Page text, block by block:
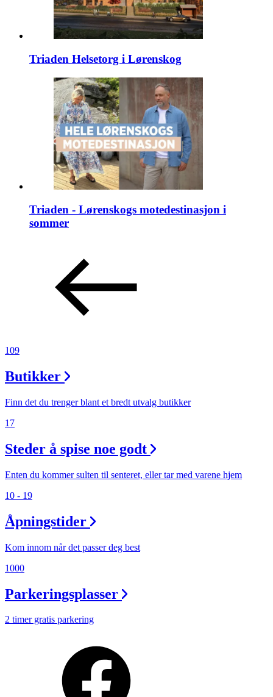
Triaden Helsetorg i Lørenskog
Triaden - Lørenskogs motedestinasjon i
sommer
109
Butikker
Finn det du trenger blant et bredt utvalg butikker
17
Steder å spise noe godt
Enten du kommer sulten til senteret, eller tar med varene hjem
10 - 19
Åpningstider
Kom innom når det passer deg best
1000
Parkeringsplasser
2 timer gratis parkering